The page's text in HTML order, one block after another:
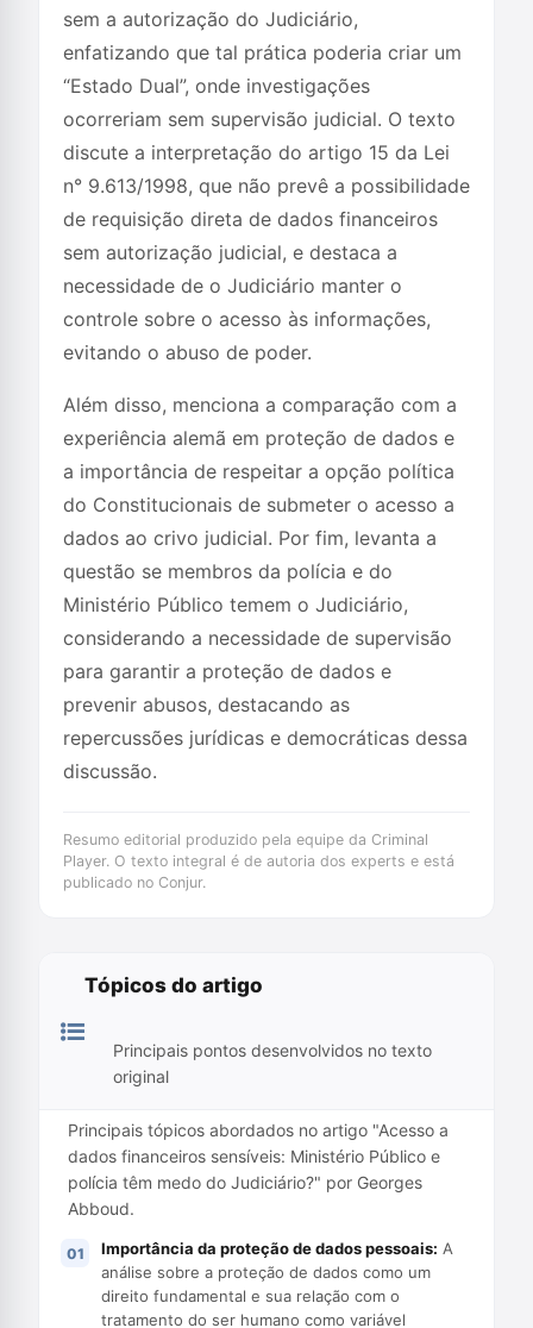
sem a autorização do Judiciário,
enfatizando que tal prática poderia criar um
“Estado Dual”, onde investigações
ocorreriam sem supervisão judicial. O texto
discute a interpretação do artigo 15 da Lei
n° 9.613/1998, que não prevê a possibilidade
de requisição direta de dados financeiros
sem autorização judicial, e destaca a
necessidade de o Judiciário manter o
controle sobre o acesso às informações,
evitando o abuso de poder.
Além disso, menciona a comparação com a
experiência alemã em proteção de dados e
a importância de respeitar a opção política
do Constitucionais de submeter o acesso a
dados ao crivo judicial. Por fim, levanta a
questão se membros da polícia e do
Ministério Público temem o Judiciário,
considerando a necessidade de supervisão
para garantir a proteção de dados e
prevenir abusos, destacando as
repercussões jurídicas e democráticas dessa
discussão.
Resumo editorial produzido pela equipe da Criminal
Player. O texto integral é de autoria dos experts e está
publicado no Conjur.
Tópicos do artigo
Principais pontos desenvolvidos no texto
original
Principais tópicos abordados no artigo "Acesso a
dados financeiros sensíveis: Ministério Público e
polícia têm medo do Judiciário?" por Georges
Abboud.
Importância da proteção de dados pessoais: A
análise sobre a proteção de dados como um
direito fundamental e sua relação com o
tratamento do ser humano como variável